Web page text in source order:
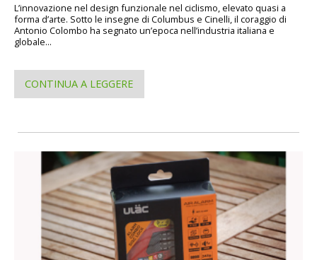
L’innovazione nel design funzionale nel ciclismo, elevato quasi a
forma d’arte. Sotto le insegne di Columbus e Cinelli, il coraggio di
Antonio Colombo ha segnato un’epoca nell’industria italiana e
globale...
CONTINUA A LEGGERE